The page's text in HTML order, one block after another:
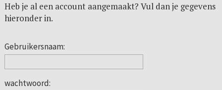
Heb je al een account aangemaakt? Vul dan je gegevens
hieronder in.
Gebruikersnaam:
wachtwoord: